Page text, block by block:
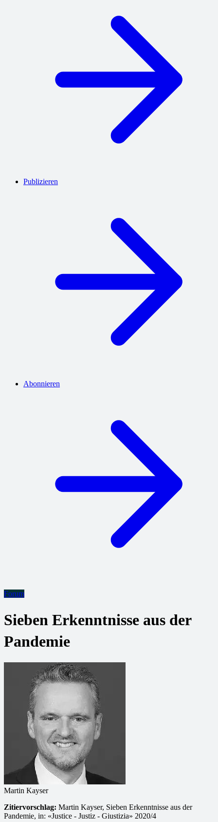
Publizieren
Abonnieren
Forum
Sieben Erkenntnisse aus der
Pandemie
Martin Kayser
Zitiervorschlag: Martin Kayser, Sieben Erkenntnisse aus der
Pandemie, in: «Justice - Justiz - Giustizia» 2020/4